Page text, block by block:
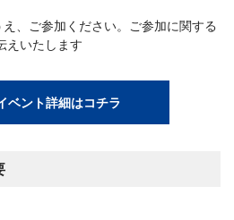
、ご参加ください。ご参加に関する
えいたします
ベント詳細はコチラ